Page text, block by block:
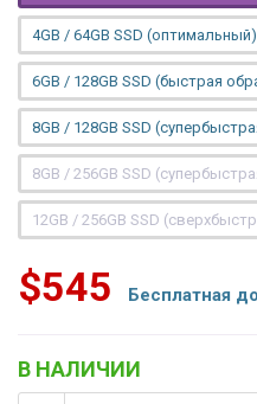
4GB / 64GB SSD (оптимальный)
6GB / 128GB SSD (быстрая
8GB / 128GB SSD
8GB / 256GB SSD
12GB / 256GB SSD
$545 Бесплатная
В НАЛИЧИИ